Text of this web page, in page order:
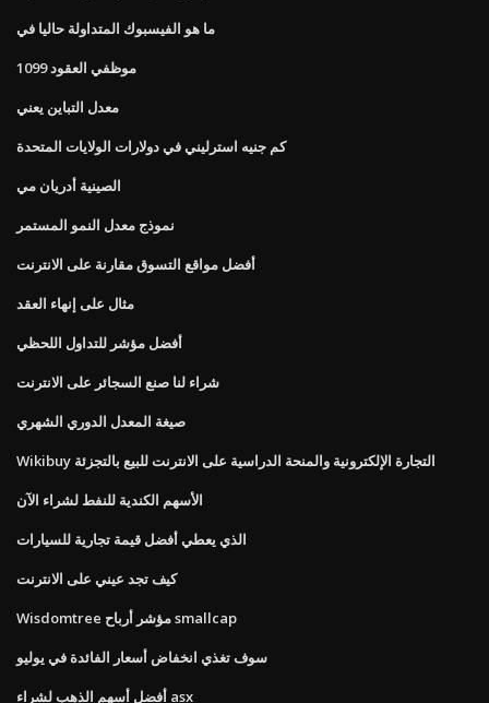
ما هو الفيسبوك المتداولة حاليا في
موظفي العقود 1099
معدل التباين يعني
كم جنيه استرليني في دولارات الولايات المتحدة
الصينية أدريان مي
نموذج معدل النمو المستمر
أفضل مواقع التسوق مقارنة على الانترنت
مثال على إنهاء العقد
أفضل مؤشر للتداول اللحظي
شراء لنا صنع السجائر على الانترنت
صيغة المعدل الدوري الشهري
Wikibuy التجارة الإلكترونية والمنحة الدراسية على الانترنت للبيع بالتجزئة
الأسهم الكندية للنفط لشراء الآن
الذي يعطي أفضل قيمة تجارية للسيارات
كيف تجد عيني على الانترنت
Wisdomtree مؤشر أرباح smallcap
سوف تغذي انخفاض أسعار الفائدة في يوليو
أفضل أسهم الذهب لشراء asx